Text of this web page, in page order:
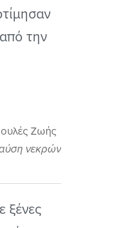
την
Ζωής
νεκρών
ξένες